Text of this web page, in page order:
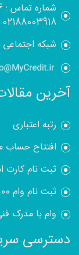
شماره تماس :
02188003918
شبکه اجتماعی
آخرین
رتبه اعتباری
افتتاح حساب
ثبت نام کارت
ثبت نام وام 100 میلیونی بازنشستگان
وام با مدرک
دسترسی